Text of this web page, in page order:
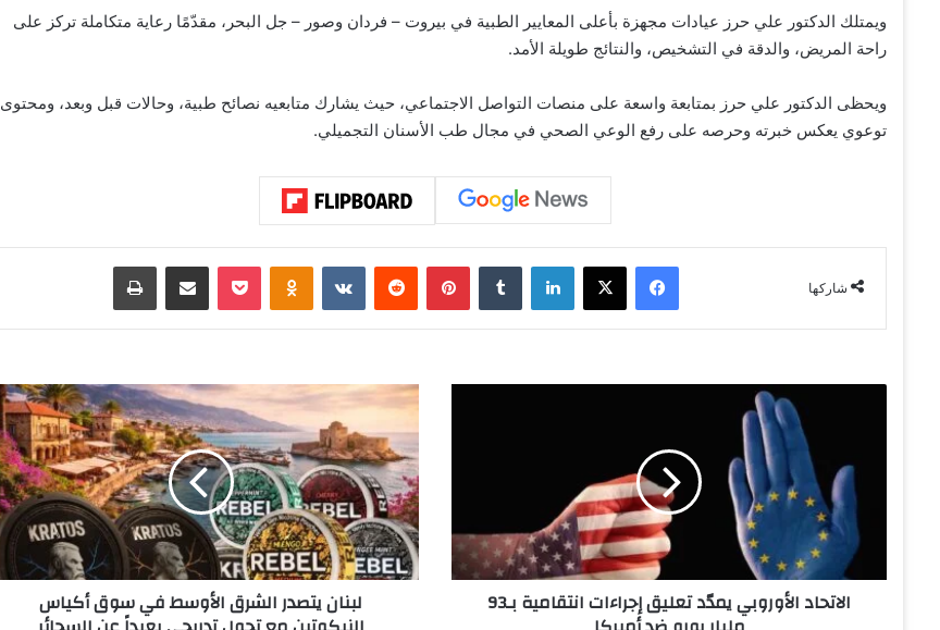
ويمتلك الدكتور علي حرز عيادات مجهزة بأعلى المعايير الطبية في بيروت – فردان وصور – جل البحر، مقدّمًا رعاية متكاملة تركز على
راحة المريض، والدقة في التشخيص، والنتائج طويلة الأمد.
ويحظى الدكتور علي حرز بمتابعة واسعة على منصات التواصل الاجتماعي، حيث يشارك متابعيه نصائح طبية، وحالات قبل وبعد، ومحتوى
توعوي يعكس خبرته وحرصه على رفع الوعي الصحي في مجال طب الأسنان التجميلي.
شاركها
فيسبوك ‫X لينكدإن ‏Tumblr بينتيريست ‏Reddit
‏VKontakte
Odnoklassniki
‫Pocket مشاركة عبر البريد طباعة
ل
الاتحاد الأوروبي يمدّد تعليق إجراءات انتقامية بـ93
ل
ن
ا
ن
ي
ت
ص
د
لبنان يتصدر الشرق الأوسط في سوق أكياس